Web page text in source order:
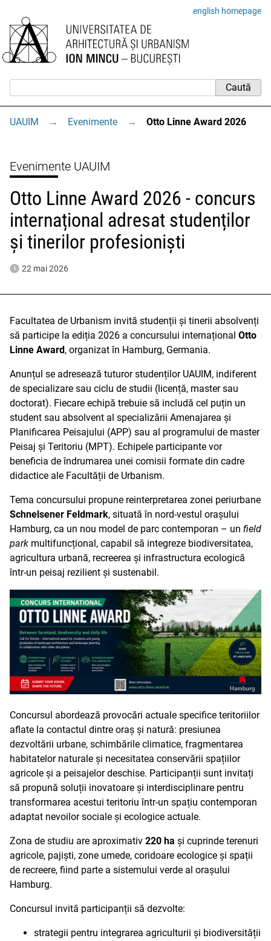
english homepage
UAUIM → Evenimente → Otto Linne Award 2026
Evenimente UAUIM
Otto Linne Award 2026 - concurs
internațional adresat studenților
și tinerilor profesioniști
22 mai 2026
Facultatea de Urbanism invită studenții și tinerii absolvenți
să participe la ediția 2026 a concursului internațional Otto
Linne Award, organizat în Hamburg, Germania.
Anunțul se adresează tuturor studenților UAUIM, indiferent
de specializare sau ciclu de studii (licență, master sau
doctorat). Fiecare echipă trebuie să includă cel puțin un
student sau absolvent al specializării Amenajarea și
Planificarea Peisajului (APP) sau al programului de master
Peisaj și Teritoriu (MPT). Echipele participante vor
beneficia de îndrumarea unei comisii formate din cadre
didactice ale Facultății de Urbanism.
Tema concursului propune reinterpretarea zonei periurbane
Schnelsener Feldmark, situată în nord-vestul orașului
Hamburg, ca un nou model de parc contemporan – un field
park multifuncțional, capabil să integreze biodiversitatea,
agricultura urbană, recreerea și infrastructura ecologică
într-un peisaj rezilient și sustenabil.
Concursul abordează provocări actuale specifice teritoriilor
aflate la contactul dintre oraș și natură: presiunea
dezvoltării urbane, schimbările climatice, fragmentarea
habitatelor naturale și necesitatea conservării spațiilor
agricole și a peisajelor deschise. Participanții sunt invitați
să propună soluții inovatoare și interdisciplinare pentru
transformarea acestui teritoriu într-un spațiu contemporan
adaptat nevoilor sociale și ecologice actuale.
Zona de studiu are aproximativ 220 ha și cuprinde terenuri
agricole, pajiști, zone umede, coridoare ecologice și spații
de recreere, fiind parte a sistemului verde al orașului
Hamburg.
Concursul invită participanții să dezvolte:
strategii pentru integrarea agriculturii și biodiversității